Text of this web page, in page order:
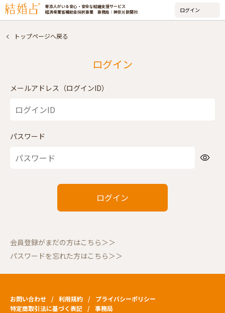
寄添人がいる安心・安全な結婚支援サービス
経済産業省補助金採択事業 事務局：神奈川新聞社
トップページへ戻る
ログイン
メールアドレス（ログインID）
パスワード
会員登録がまだの方はこちら＞＞
パスワードを忘れた方はこちら＞＞
お問い合わせ 利用規約
プライバシーポリシー
特定商取引法に基づく表記
事務局